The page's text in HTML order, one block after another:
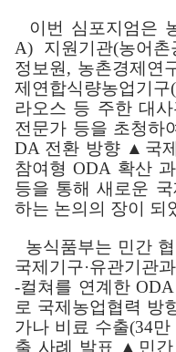
이번 심포지엄은
A) 지원기관(농어촌
정보원, 농촌경제연
제연합식량농업기구
라오스 등 주한 대
전문가 등을 초청하
DA 전환 방향 ▲ 국
참여형ODA 확산
등을 통해 새로운
하는 논의의 장이 되
농식품부는 민간
국제기구·유관기관
-컬쳐를 연계한ODA
로 국제농업협력 방
가나 비료 수출(34만
출 사례 발표 ▲ 민